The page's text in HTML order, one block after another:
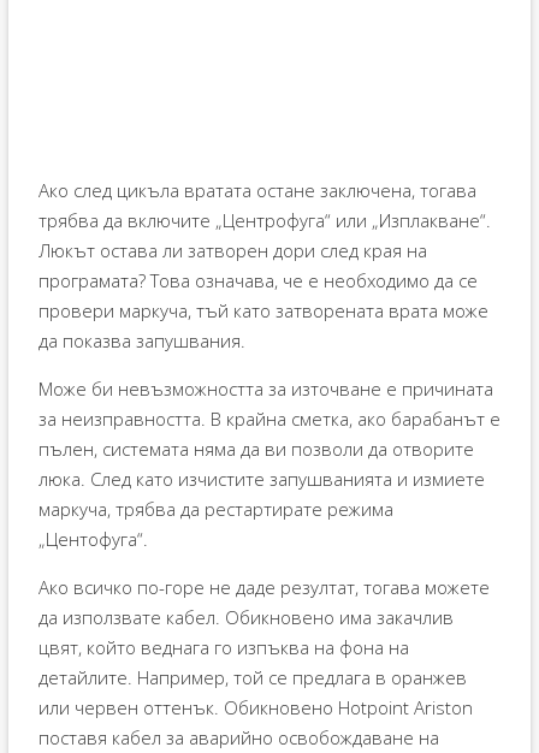
Ако след цикъла вратата остане заключена, тогава
трябва да включите „Центрофуга“ или „Изплакване“.
Люкът остава ли затворен дори след края на
програмата? Това означава, че е необходимо да се
провери маркуча, тъй като затворената врата може
да показва запушвания.
Може би невъзможността за източване е причината
за неизправността. В крайна сметка, ако барабанът е
пълен, системата няма да ви позволи да отворите
люка. След като изчистите запушванията и измиете
маркуча, трябва да рестартирате режима
„Центофуга“.
Ако всичко по-горе не даде резултат, тогава можете
да използвате кабел. Обикновено има закачлив
цвят, който веднага го изпъква на фона на
детайлите. Например, той се предлага в оранжев
или червен оттенък. Обикновено Hotpoint Ariston
поставя кабел за аварийно освобождаване на